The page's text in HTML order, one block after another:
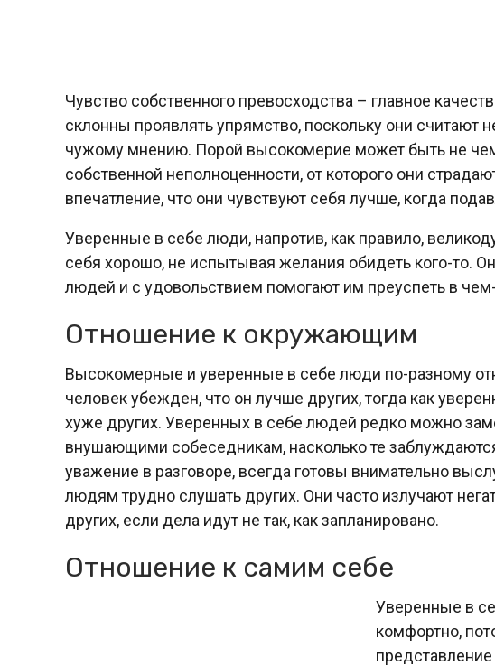
Чувство собственного превосходства – главное
склонны проявлять упрямство, поскольку они считают
чужому мнению. Порой высокомерие может быть не
собственной неполноценности, от которого они
впечатление, что они чувствуют себя лучше, когда
Уверенные в себе люди, напротив, как правило,
себя хорошо, не испытывая желания обидеть кого-то.
людей и с удовольствием помогают им преуспеть в
Отношение к окружающим
Высокомерные и уверенные в себе люди по-разному
человек убежден, что он лучше других, тогда как
хуже других. Уверенных в себе людей редко можно
внушающими собеседникам, насколько те
уважение в разговоре, всегда готовы внимательно
людям трудно слушать других. Они часто излучают
других, если дела идут не так, как запланировано.
Отношение к самим себе
Уверенные в
комфортно,